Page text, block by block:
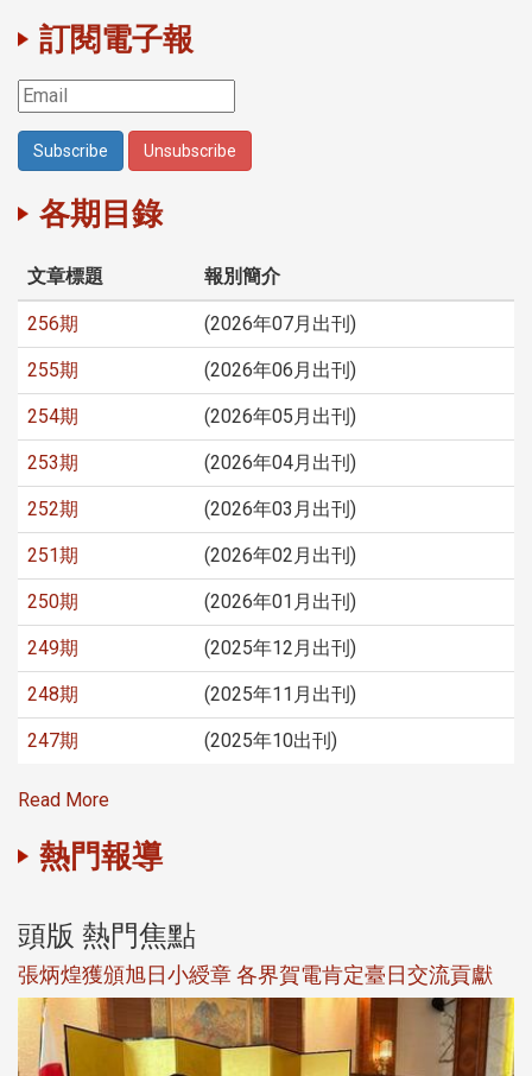
訂閱電子報
各期目錄
文章標題 報別簡介
256期 (2026年07月出刊)
255期 (2026年06月出刊)
254期 (2026年05月出刊)
253期 (2026年04月出刊)
252期 (2026年03月出刊)
251期 (2026年02月出刊)
250期 (2026年01月出刊)
249期 (2025年12月出刊)
248期 (2025年11月出刊)
247期 (2025年10出刊)
Read More
熱門報導
頭版 熱門焦點
張炳煌獲頒旭日小綬章 各界賀電肯定臺日交流貢獻